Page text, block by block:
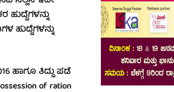
ಹುದ್ದೆಗಳನ್ನು
ಹಾಗೂ ತಿದ್ದು ಪಡೆ
of ration